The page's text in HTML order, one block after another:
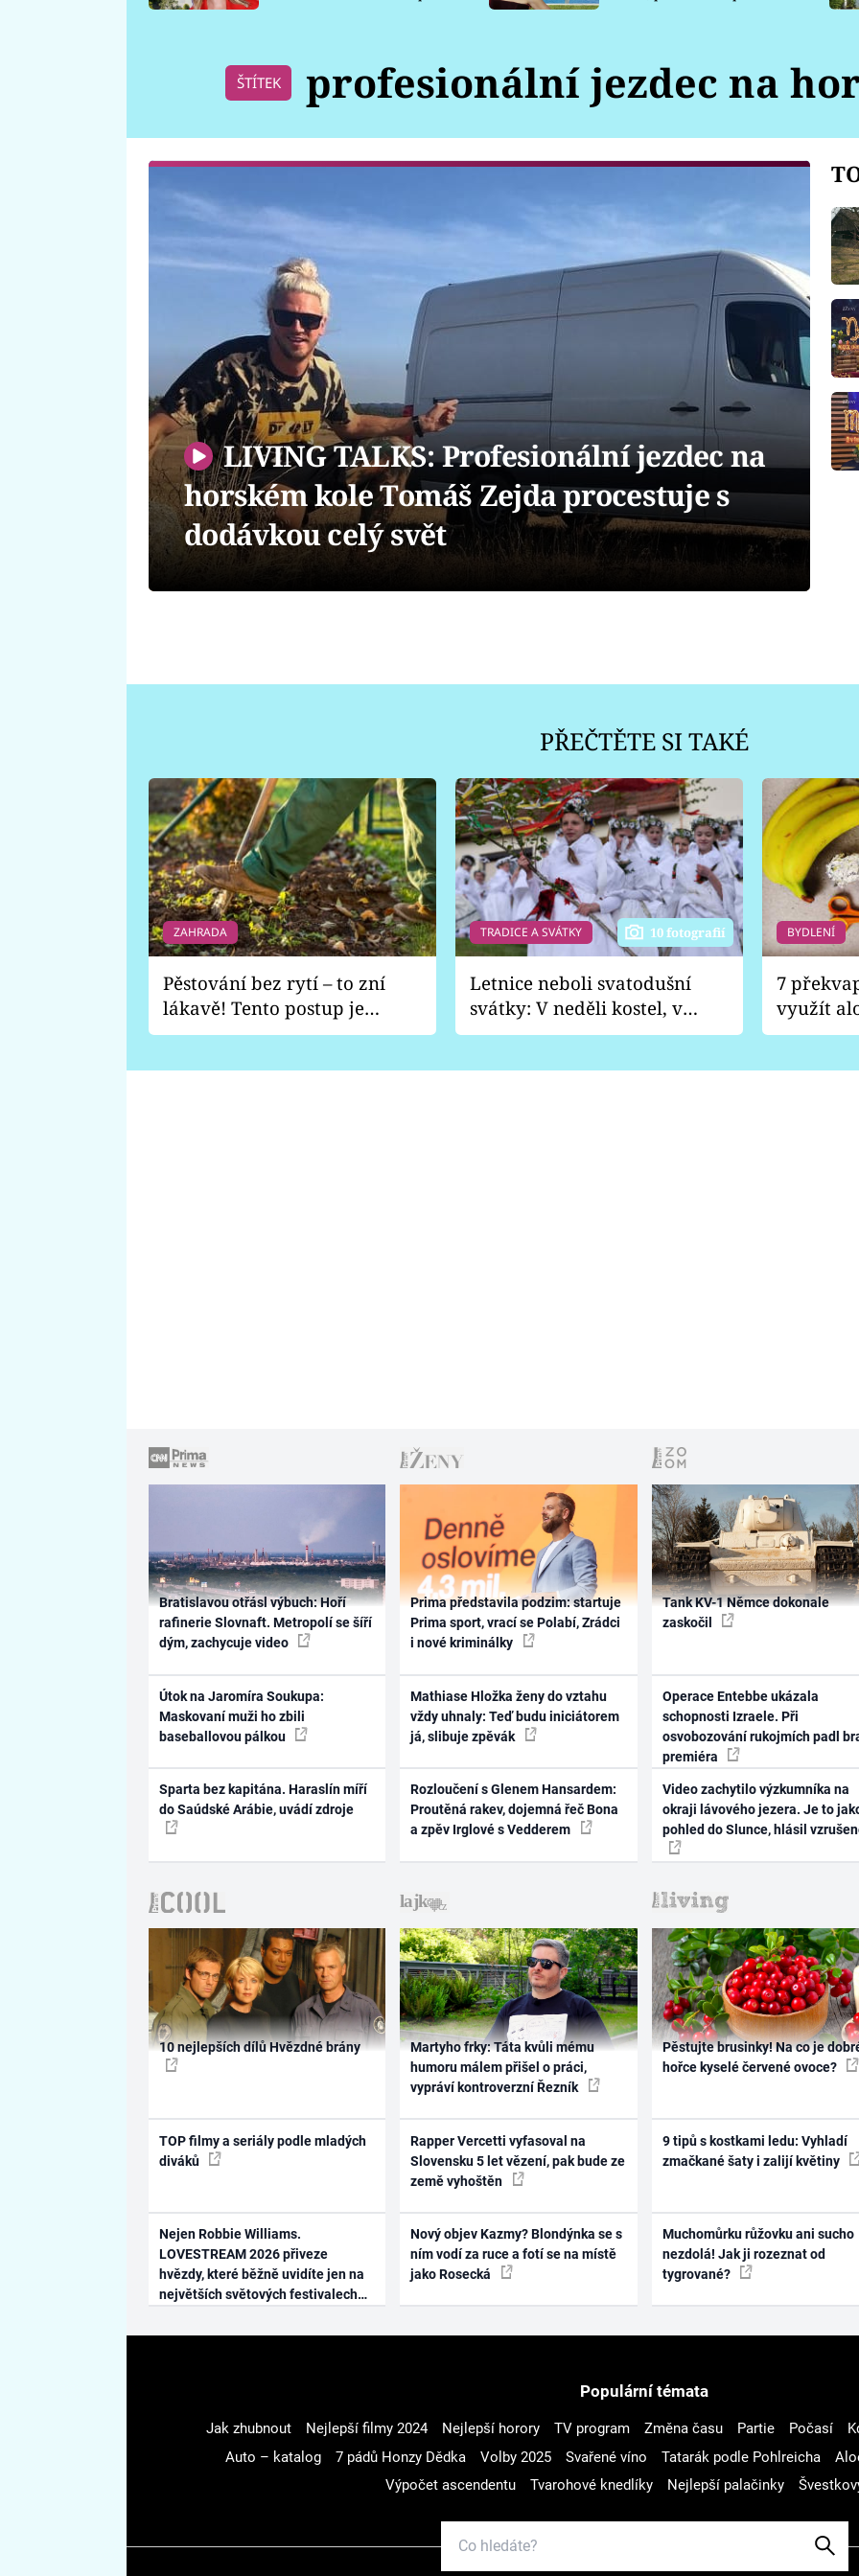
ŠTÍTEK profesionální jezdec na
LIVING TALKS: Profesionální jezdec na
horském kole Tomáš Zejda procestuje s
dodávkou celý svět
PŘEČTĚTE SI TAKÉ
ZAHRADA
Pěstování bez rytí – to zní
lákavě! Tento postup je
vhodný jen pro některé
TRADICE A SVÁTKY 10 fotografií
Letnice neboli svatodušní
svátky: V neděli kostel, v
pondělí zábava
BYDLENÍ
7
využít
Bratislavou otřásl výbuch: Hoří
rafinerie Slovnaft. Metropolí se šíří
dým, zachycuje video
Útok na Jaromíra Soukupa:
Maskovaní muži ho zbili
baseballovou pálkou
Sparta bez kapitána. Haraslín míří
do Saúdské Arábie, uvádí zdroje
Prima představila podzim: startuje
Prima sport, vrací se Polabí, Zrádci
i nové kriminálky
Mathiase Hložka ženy do vztahu
vždy uhnaly: Teď budu iniciátorem
já, slibuje zpěvák
Rozloučení s Glenem Hansardem:
Proutěná rakev, dojemná řeč Bona
a zpěv Irglové s Vedderem
Tank KV-1 Němce dokonale
zaskočil
Operace Entebbe ukázala
schopnosti Izraele. Při
osvobozování rukojmích padl
premiéra
Video zachytilo výzkumníka na
okraji lávového jezera. Je to
pohled do Slunce, hlásil
10 nejlepších dílů Hvězdné brány
TOP filmy a seriály podle mladých
diváků
Nejen Robbie Williams.
LOVESTREAM 2026 přiveze
hvězdy, které běžně uvidíte jen na
největších světových festivalech
Martyho frky: Táta kvůli mému
humoru málem přišel o práci,
vypráví kontroverzní Řezník
Rapper Vercetti vyfasoval na
Slovensku 5 let vězení, pak bude ze
země vyhoštěn
Nový objev Kazmy? Blondýnka se s
ním vodí za ruce a fotí se na místě
jako Rosecká
Pěstujte brusinky! Na co je
hořce kyselé červené ovoce?
9 tipů s kostkami ledu: Vyhladí
zmačkané šaty i zalijí květiny
Muchomůrku růžovku ani sucho
nezdolá! Jak ji rozeznat od
tygrované?
Populární témata
Jak zhubnout Nejlepší filmy 2024 Nejlepší horory TV program Změna času Partie Počasí
Auto – katalog
7 pádů Honzy Dědka Volby 2025 Svařené víno Tatarák podle Pohlreicha
Výpočet ascendentu
Tvarohové knedlíky Nejlepší palačinky